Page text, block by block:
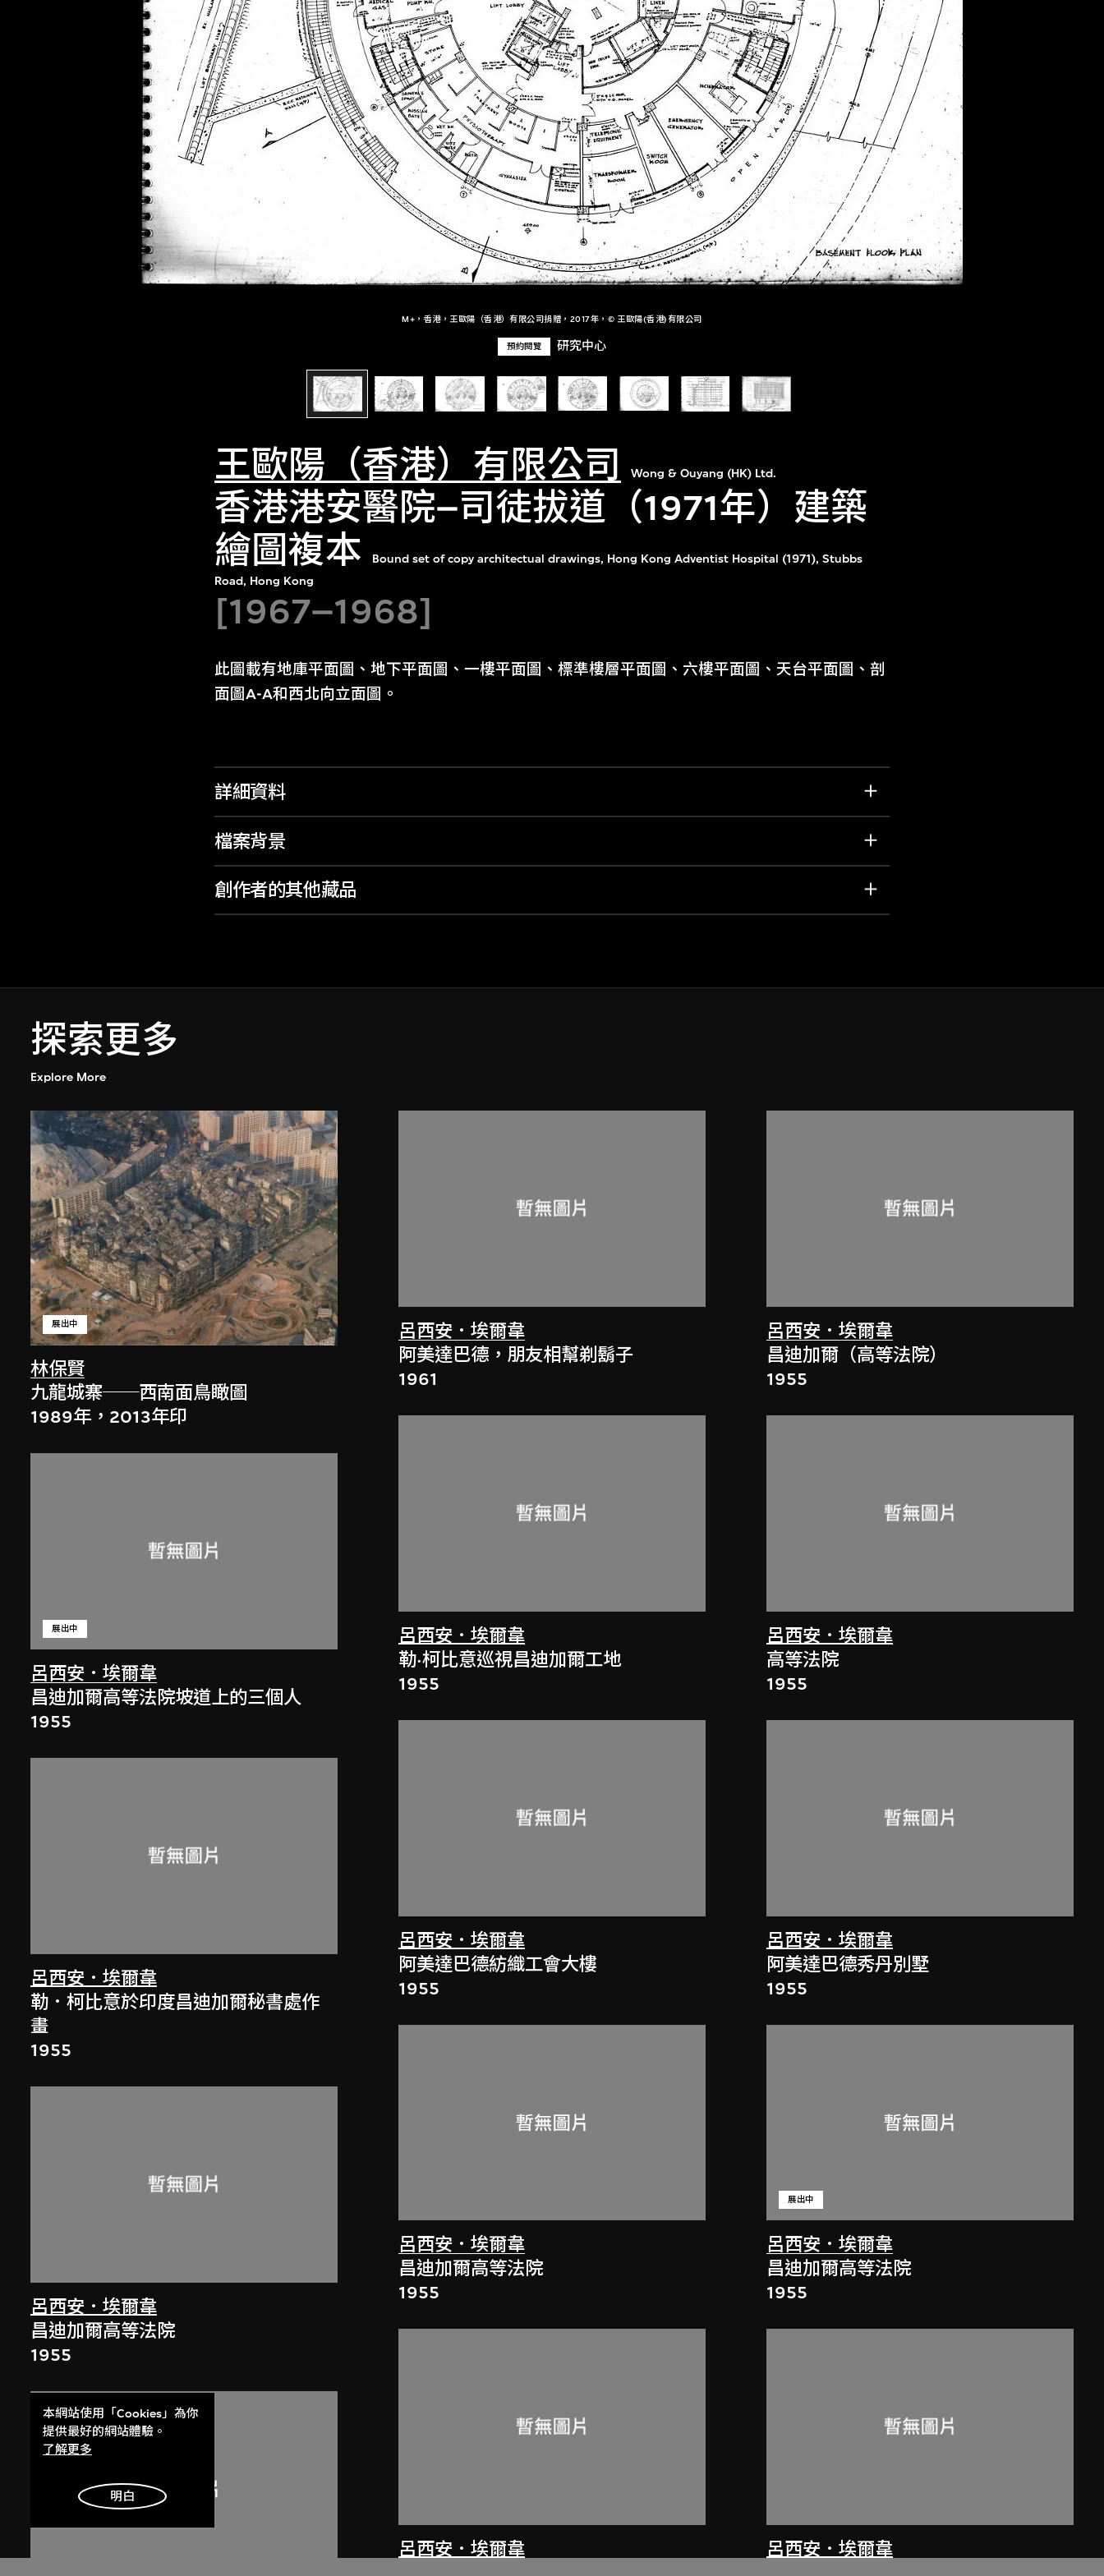
M+，香港，王歐陽（香港）有限公司捐贈，2017年，© 王歐陽(香港)有限公司
預約閱覽 研究中心
王歐陽（香港）有限公司 Wong & Ouyang (HK) Ltd.
香港港安醫院–司徒拔道（1971年）建築
繪圖複本
Bound set of copy architectual drawings, Hong Kong Adventist Hospital (1971), Stubbs
Road, Hong Kong
[1967–1968]
此圖載有地庫平面圖、地下平面圖、一樓平面圖、標準樓層平面圖、六樓平面圖、天台平面圖、剖
面圖A-A和西北向立面圖。
詳細資料
檔案背景
創作者的其他藏品
探索更多
Explore More
林保賢
展出中
九龍城寨──西南面鳥瞰圖
1989年，2013年印
呂西安．埃爾韋
展出中
昌迪加爾高等法院坡道上的三個人
1955
呂西安．埃爾韋
勒．柯比意於印度昌迪加爾秘書處作
畫
1955
呂西安．埃爾韋
昌迪加爾高等法院
1955
呂西安．埃爾韋
阿美達巴德，朋友相幫剃鬍子
1961
呂西安．埃爾韋
勒·柯比意巡視昌迪加爾工地
1955
呂西安．埃爾韋
阿美達巴德紡織工會大樓
1955
呂西安．埃爾韋
昌迪加爾高等法院
1955
呂西安．埃爾韋
呂西安．埃爾韋
昌迪加爾（高等法院）
1955
呂西安．埃爾韋
高等法院
1955
呂西安．埃爾韋
阿美達巴德秀丹別墅
1955
呂西安．埃爾韋
展出中
昌迪加爾高等法院
1955
呂西安．埃爾韋
本網站使用「Cookies」為你
提供最好的網站體驗。
了解更多
明白